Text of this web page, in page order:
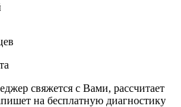
свяжется с Вами, расcчитает
на бесплатную диагностику